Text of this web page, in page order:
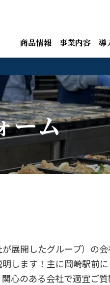
商品情報 事業内容 導
ーム
展開したグループ）の会
します！主に岡崎駅前に
心のある会社で適宜ご